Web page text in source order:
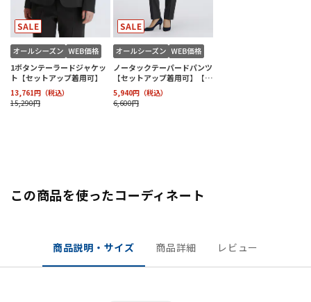
この商品を使ったコーディネート
商品説明・サイズ 商品詳細 レビュー